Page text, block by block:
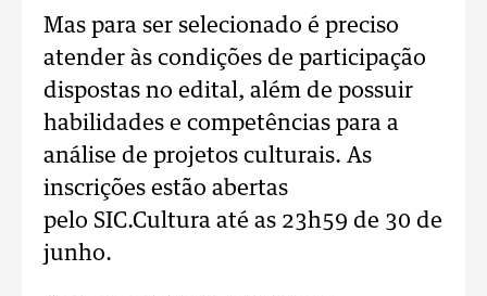
Mas para ser selecionado é preciso
atender às condições de participação
dispostas no edital, além de possuir
habilidades e competências para a
análise de projetos culturais. As
inscrições estão abertas
pelo SIC.Cultura até as 23h59 de 30 de
junho.